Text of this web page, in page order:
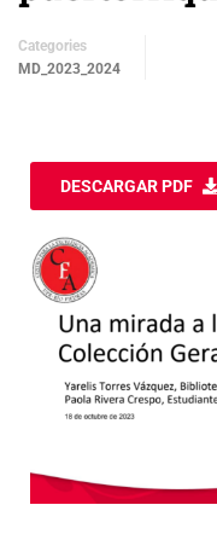
Categories
MD_2023_2024
DESCARGAR PDF